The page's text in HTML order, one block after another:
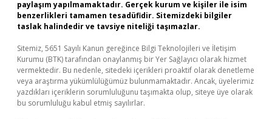
paylaşım yapılmamaktadır. Gerçek kurum ve kişiler ile isim
benzerlikleri tamamen tesadüfidir. Sitemizdeki bilgiler
taslak halindedir ve tavsiye niteliği taşımazlar.
Sitemiz, 5651 Sayılı Kanun gereğince Bilgi Teknolojileri ve İletişim
Kurumu (BTK) tarafından onaylanmış bir Yer Sağlayıcı olarak hizmet
vermektedir. Bu nedenle, sitedeki içerikleri proaktif olarak denetleme
veya araştırma yükümlülüğümüz bulunmamaktadır. Ancak, üyelerimiz
yazdıkları içeriklerin sorumluluğunu taşımakta olup, siteye üye olarak
bu sorumluluğu kabul etmiş sayılırlar.